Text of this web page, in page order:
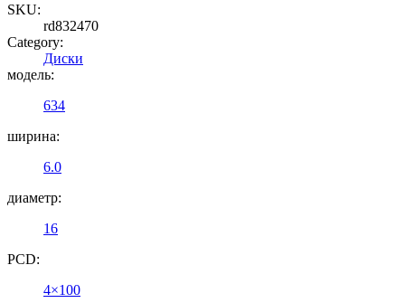
SKU:
rd832470
Category:
Диски
модель:
634
ширина:
6.0
диаметр:
16
PCD:
4×100